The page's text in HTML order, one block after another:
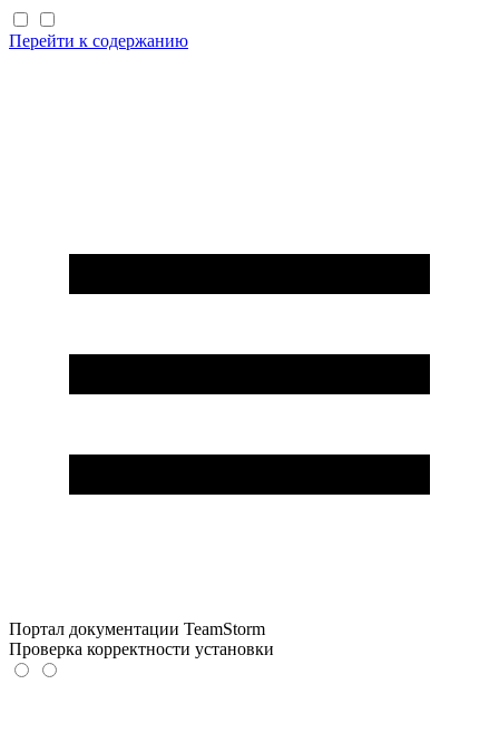
Перейти к содержанию
Портал документации TeamStorm
Проверка корректности установки